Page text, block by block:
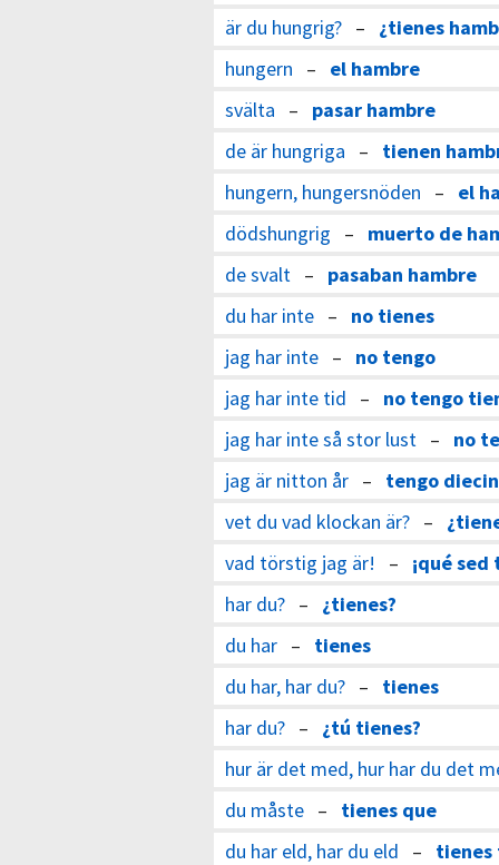
är du hungrig? – ¿tienes
hungern – el hambre
svälta – pasar hambre
de är hungriga – tienen
hungern, hungersnöden – el
dödshungrig – muerto de
de svalt – pasaban hambre
du har inte – no tienes
jag har inte – no tengo
jag har inte tid – no tengo
jag har inte så stor lust – no
jag är nitton år – tengo
vet du vad klockan är? –
vad törstig jag är! – ¡qué
har du? – ¿tienes?
du har – tienes
du har, har du? – tienes
har du? – ¿tú tienes?
hur är det med, hur har du det
du måste – tienes que
du har eld, har du eld – tienes